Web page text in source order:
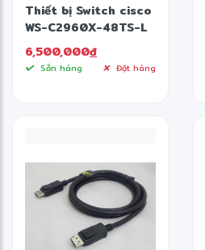
Thiết bị Switch cisco
WS-C2960X-48TS-L
6,500,000đ
Sẵn hàng Đặt hàng